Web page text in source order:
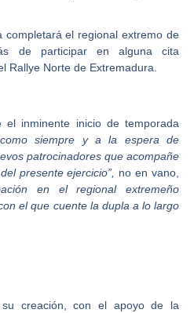
completará el regional extremo de
de participar en alguna cita
Rallye Norte de Extremadura.
el inminente inicio de temporada
como siempre y a la espera de
patrocinadores que acompañe
presente ejercicio”,
no en vano,
en el regional extremeño
el que cuente la dupla a lo largo
creación, con el apoyo de la